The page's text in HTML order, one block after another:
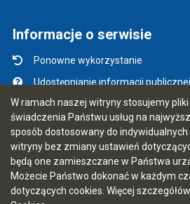
W ramach naszej witryny stosujemy
świadczenia Państwu usług na
sposób dostosowany do
witryny bez zmiany ustawień
będą one zamieszczane w Państwa
Możecie Państwo dokonać w każdym
dotyczących cookies. Więcej
Informacje o serwisie
Ponowne wykorzystanie
Udostępnianie informacji publicznej
Mapa serwisu
Instrukcja obsługi
Statystyki oglądalności
Ostatnia aktualizacja BIP: